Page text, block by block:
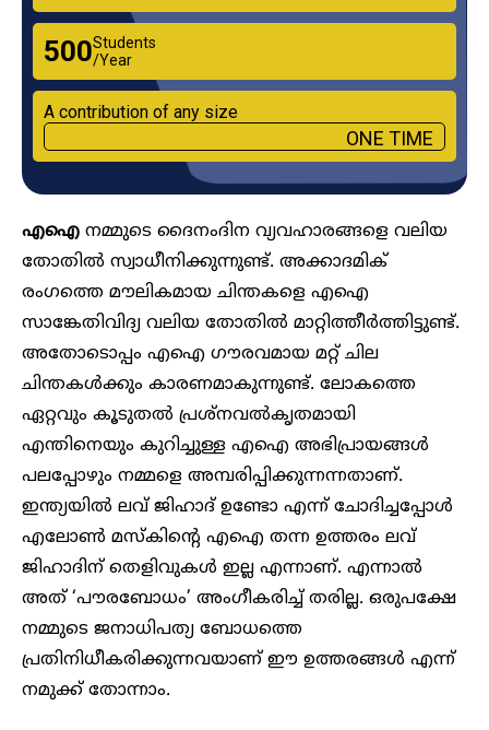
₹500Students
/Year
A contribution of any size
ONE TIME
എഐ നമ്മുടെ ദൈനംദിന വ്യവഹാരങ്ങളെ വലിയ
തോതിൽ സ്വാധീനിക്കുന്നുണ്ട്. അക്കാദമിക്
രംഗത്തെ മൗലികമായ ചിന്തകളെ എഐ
സാങ്കേതിവിദ്യ വലിയ തോതിൽ മാറ്റിത്തീ‍ർത്തിട്ടുണ്ട്.
അതോടൊപ്പം എഐ ഗൗരവമായ മറ്റ് ചില
ചിന്തകൾക്കും കാരണമാകുന്നുണ്ട്. ലോകത്തെ
ഏറ്റവും കൂടുതൽ പ്രശ്നവൽകൃതമായി
എന്തിനെയും കുറിച്ചുള്ള എഐ അഭിപ്രായങ്ങൾ
പലപ്പോഴും നമ്മളെ അമ്പരിപ്പിക്കുന്നന്നതാണ്.
ഇന്ത്യയിൽ ലവ് ജിഹാദ് ഉണ്ടോ എന്ന് ചോദിച്ചപ്പോൾ
എലോൺ മസ്കിന്റെ എഐ തന്ന ഉത്തരം ലവ്
ജിഹാദിന് തെളിവുകൾ ഇല്ല എന്നാണ്. എന്നാൽ
അത് ‘പൗരബോധം’ അംഗീകരിച്ച് തരില്ല. ഒരുപക്ഷേ
നമ്മുടെ ജനാധിപത്യ ബോധത്തെ
പ്രതിനിധീകരിക്കുന്നവയാണ് ഈ ഉത്തരങ്ങൾ എന്ന്
നമുക്ക് തോന്നാം.